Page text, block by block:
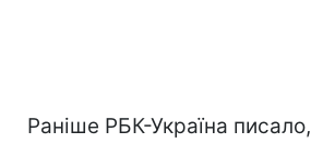
Раніше РБК-Україна